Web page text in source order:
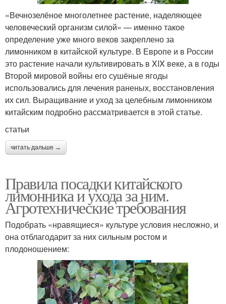
«Вечнозелёное многолетнее растение, наделяющее
человеческий организм силой» — именно такое
определение уже много веков закреплено за
лимонником в китайской культуре. В Европе и в России
это растение начали культивировать в XIX веке, а в годы
Второй мировой войны его сушёные ягоды
использовались для лечения раненых, восстановления
их сил. Выращивание и уход за целебным лимонником
китайским подробно рассматривается в этой статье.
статьи
читать дальше →
Правила посадки китайского
лимонника и ухода за ним.
Агротехнические требования
Подобрать «нравящиеся» культуре условия несложно, и
она отблагодарит за них сильным ростом и
плодоношением: